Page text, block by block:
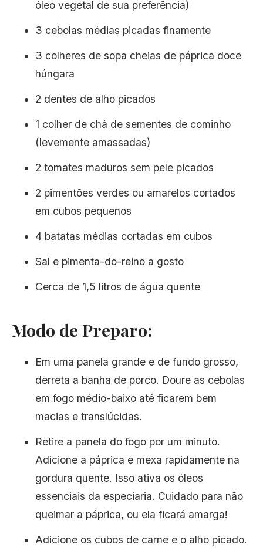
óleo vegetal de sua preferência)
3 cebolas médias picadas finamente
3 colheres de sopa cheias de páprica doce
húngara
2 dentes de alho picados
1 colher de chá de sementes de cominho
(levemente amassadas)
2 tomates maduros sem pele picados
2 pimentões verdes ou amarelos cortados
em cubos pequenos
4 batatas médias cortadas em cubos
Sal e pimenta-do-reino a gosto
Cerca de 1,5 litros de água quente
Modo de Preparo:
Em uma panela grande e de fundo grosso,
derreta a banha de porco. Doure as cebolas
em fogo médio-baixo até ficarem bem
macias e translúcidas.
Retire a panela do fogo por um minuto.
Adicione a páprica e mexa rapidamente na
gordura quente. Isso ativa os óleos
essenciais da especiaria. Cuidado para não
queimar a páprica, ou ela ficará amarga!
Adicione os cubos de carne e o alho picado.